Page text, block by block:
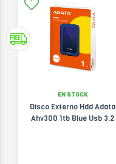
EN STOCK
Disco Externo Hdd Adata
Ahv300 1tb Blue Usb 3.2